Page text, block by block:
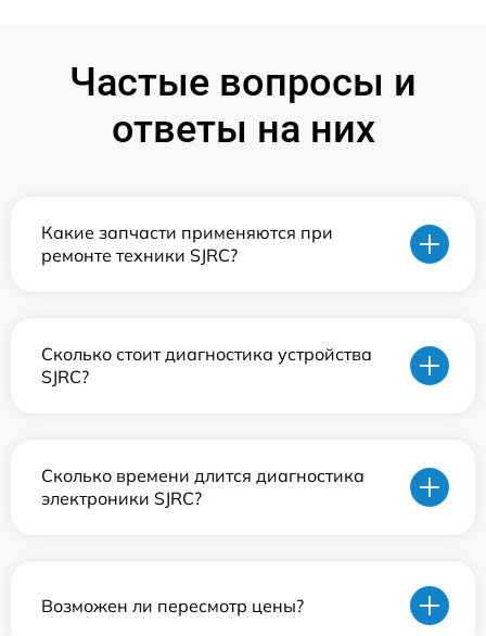
Частые вопросы и
ответы на них
Какие запчасти применяются при
ремонте техники SJRC?
Сколько стоит диагностика устройства
SJRC?
Сколько времени длится диагностика
электроники SJRC?
Возможен ли пересмотр цены?